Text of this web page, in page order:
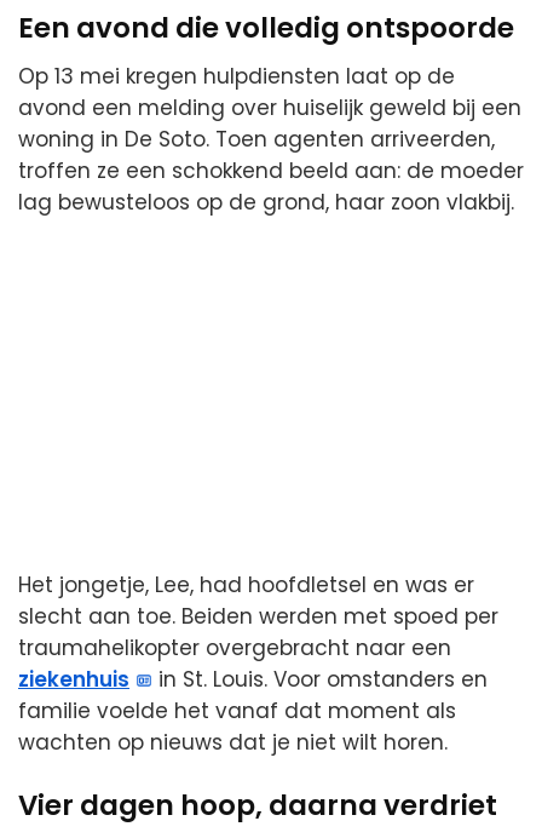
Een avond die volledig ontspoorde
Op 13 mei kregen hulpdiensten laat op de
avond een melding over huiselijk geweld bij een
woning in De Soto. Toen agenten arriveerden,
troffen ze een schokkend beeld aan: de moeder
lag bewusteloos op de grond, haar zoon vlakbij.
Het jongetje, Lee, had hoofdletsel en was er
slecht aan toe. Beiden werden met spoed per
traumahelikopter overgebracht naar een
ziekenhuis
in St. Louis. Voor omstanders en
familie voelde het vanaf dat moment als
wachten op nieuws dat je niet wilt horen.
Vier dagen hoop, daarna verdriet